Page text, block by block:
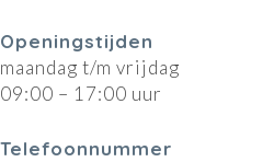
Openingstijden
maandag t/m vrijdag
09:00 – 17:00 uur
Telefoonnummer